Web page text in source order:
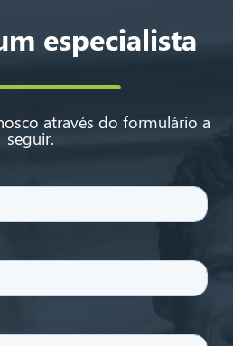
especialista
através do formulário a
seguir.